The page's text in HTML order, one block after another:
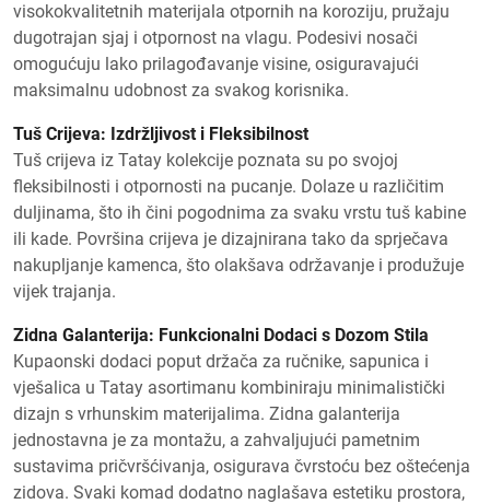
visokokvalitetnih materijala otpornih na koroziju, pružaju
dugotrajan sjaj i otpornost na vlagu. Podesivi nosači
omogućuju lako prilagođavanje visine, osiguravajući
maksimalnu udobnost za svakog korisnika.
Tuš Crijeva: Izdržljivost i Fleksibilnost
Tuš crijeva iz Tatay kolekcije poznata su po svojoj
fleksibilnosti i otpornosti na pucanje. Dolaze u različitim
duljinama, što ih čini pogodnima za svaku vrstu tuš kabine
ili kade. Površina crijeva je dizajnirana tako da sprječava
nakupljanje kamenca, što olakšava održavanje i produžuje
vijek trajanja.
Zidna Galanterija: Funkcionalni Dodaci s Dozom Stila
Kupaonski dodaci poput držača za ručnike, sapunica i
vješalica u Tatay asortimanu kombiniraju minimalistički
dizajn s vrhunskim materijalima. Zidna galanterija
jednostavna je za montažu, a zahvaljujući pametnim
sustavima pričvršćivanja, osigurava čvrstoću bez oštećenja
zidova. Svaki komad dodatno naglašava estetiku prostora,